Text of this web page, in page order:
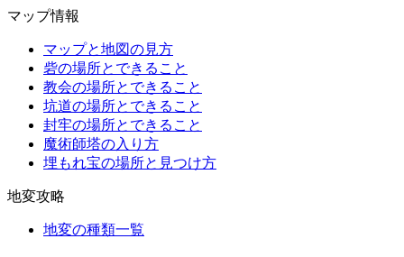
マップ情報
マップと地図の見方
砦の場所とできること
教会の場所とできること
坑道の場所とできること
封牢の場所とできること
魔術師塔の入り方
埋もれ宝の場所と見つけ方
地変攻略
地変の種類一覧